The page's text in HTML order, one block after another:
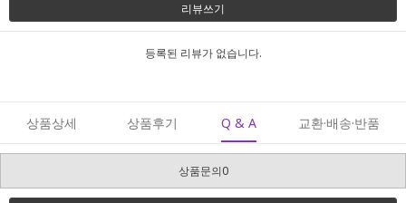
리뷰쓰기
등록된 리뷰가 없습니다.
상품상세 상품후기 Q & A 교환·배송·반품
상품문의0